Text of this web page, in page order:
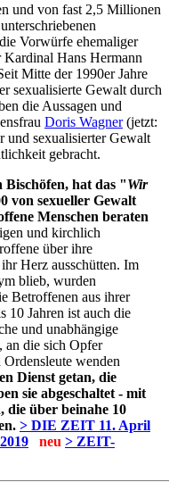
und von fast 2,5 Millionen
Vorwürfe ehemaliger
Kardinal Hans Hermann
Mitte der 1990er Jahre
sexualisierte Gewalt durch
die Aussagen und
Doris Wagner(jetzt:
und sexualisierter Gewalt
gebracht.
Bischöfen, hat das "Wir
von sexueller Gewalt
Menschen beraten
und kirchlich
über ihre
Herz ausschütten. Im
blieb, wurden
Betroffenen aus ihrer
10 Jahren ist auch die
und unabhängige
an die sich Opfer
wenden
Dienst getan, die
sie abgeschaltet - mit
die über beinahe 10
> DIE ZEIT 11. April
neu > ZEIT-